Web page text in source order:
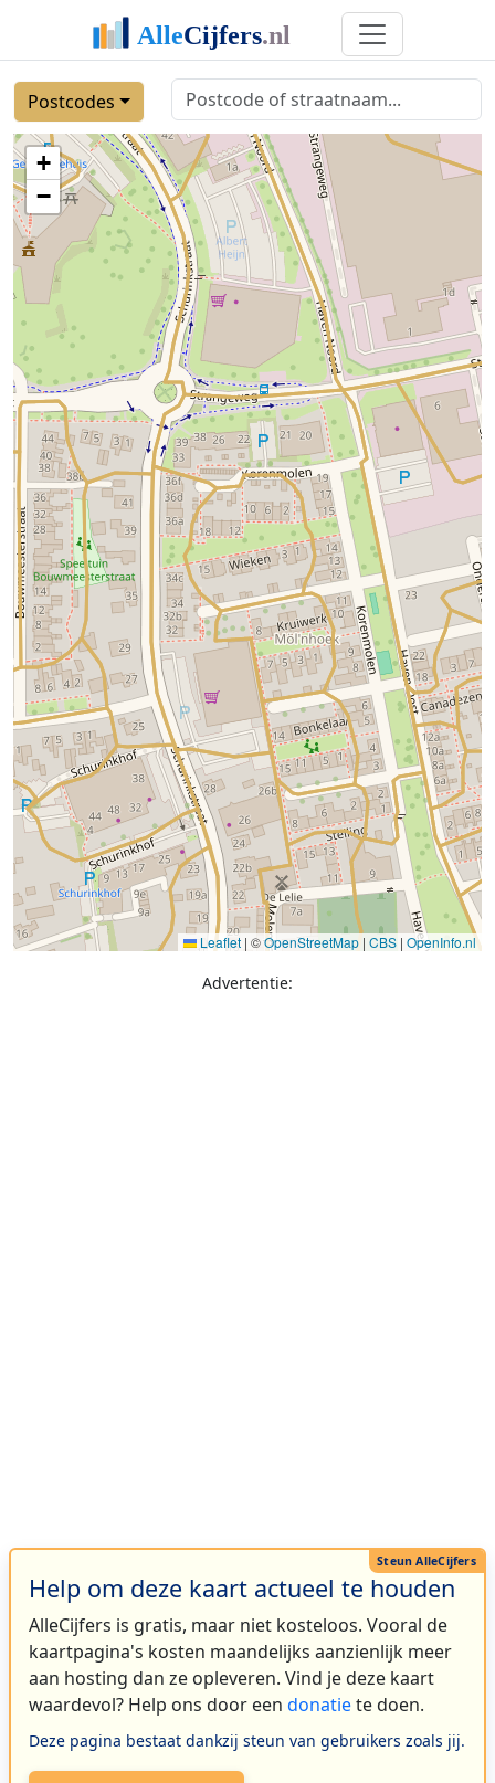
Postcodes
+
−
Leaflet | ©OpenStreetMap | CBS | OpenInfo.nl
Advertentie:
Help om deze kaart actueel te houden
AlleCijfers is gratis, maar niet kosteloos. Vooral de
kaartpagina's kosten maandelijks aanzienlijk meer
aan hosting dan ze opleveren. Vind je deze kaart
waardevol? Help ons door een donatiete doen.
Deze pagina bestaat dankzij steun van gebruikers zoals jij.